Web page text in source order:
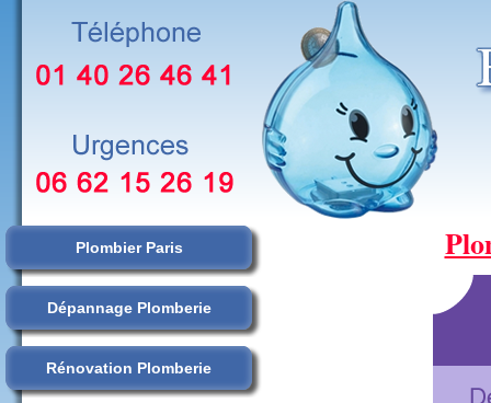
Plombier Paris
Dépannage Plomberie
Rénovation Plomberie